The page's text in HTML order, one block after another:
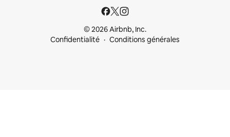
© 2026 Airbnb, Inc.
Confidentialité
Conditions générales